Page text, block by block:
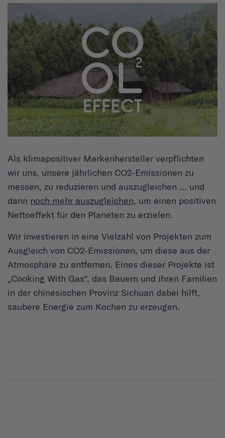
Als klimapositiver Markenhersteller verpflichten
wir uns, unsere jährlichen CO2-Emissionen zu
messen, zu reduzieren und auszugleichen ... und
dann noch mehr auszugleichen, um einen positiven
Nettoeffekt für den Planeten zu erzielen.
Wir investieren in eine Vielzahl von Projekten zum
Ausgleich von CO2-Emissionen, um diese aus der
Atmosphäre zu entfernen. Eines dieser Projekte ist
„Cooking With Gas“, das Bauern und ihren Familien
in der chinesischen Provinz Sichuan dabei hilft,
saubere Energie zum Kochen zu erzeugen.